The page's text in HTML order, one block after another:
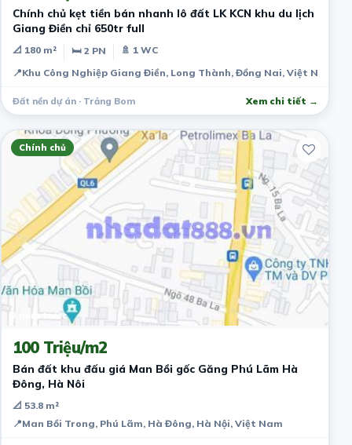
Chính chủ kẹt tiền bán nhanh lô đất LK KCN khu du lịch
Giang Điền chỉ 650tr full
📐 180 m² 🛏 2 PN
🚿 1 WC
📍Khu Công Nghiệp Giang Điền, Long Thành, Đồng Nai, Việt Nam
Đất nền dự án · Trảng Bom Xem chi tiết →
Chính chủ
3 năm trước
100 Triệu/m2
Bán đất khu đấu giá Man Bồi gốc Găng Phú Lãm Hà
Đông, Hà Nôi
📐 53.8 m²
📍Man Bồi Trong, Phú Lãm, Hà Đông, Hà Nội, Việt Nam